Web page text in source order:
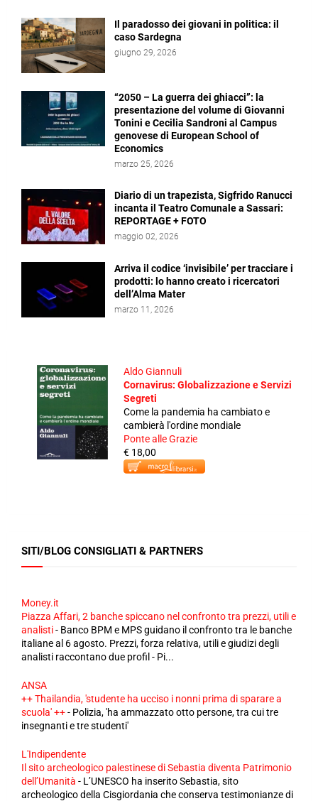
Il paradosso dei giovani in politica: il
caso Sardegna
giugno 29, 2026
“2050 – La guerra dei ghiacci”: la
presentazione del volume di Giovanni
Tonini e Cecilia Sandroni al Campus
genovese di European School of
Economics
marzo 25, 2026
Diario di un trapezista, Sigfrido Ranucci
incanta il Teatro Comunale a Sassari:
REPORTAGE + FOTO
maggio 02, 2026
Arriva il codice ‘invisibile’ per tracciare i
prodotti: lo hanno creato i ricercatori
dell’Alma Mater
marzo 11, 2026
Aldo Giannuli
Cornavirus: Globalizzazione e Servizi
Segreti
Come la pandemia ha cambiato e
cambierà l'ordine mondiale
Ponte alle Grazie
€ 18,00
SITI/BLOG CONSIGLIATI & PARTNERS
Money.it
Piazza Affari, 2 banche spiccano nel confronto tra prezzi, utili e
analisti- Banco BPM e MPS guidano il confronto tra le banche
italiane al 6 agosto. Prezzi, forza relativa, utili e giudizi degli
analisti raccontano due profil - Pi...
ANSA
++ Thailandia, 'studente ha ucciso i nonni prima di sparare a
scuola' ++- Polizia, 'ha ammazzato otto persone, tra cui tre
insegnanti e tre studenti'
L'Indipendente
Il sito archeologico palestinese di Sebastia diventa Patrimonio
dell’Umanità - L’UNESCO ha inserito Sebastia, sito
archeologico della Cisgiordania che conserva testimonianze di